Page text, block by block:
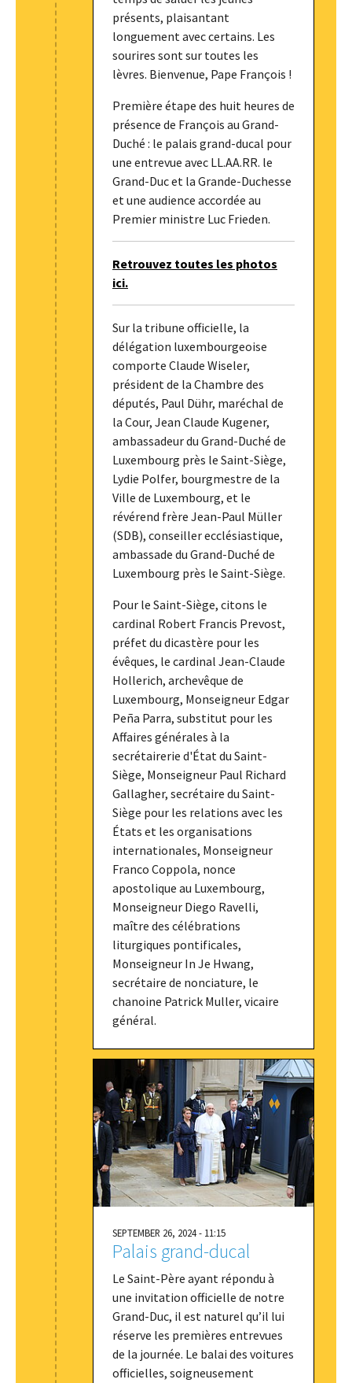
présents, plaisantant
longuement avec certains. Les
sourires sont sur toutes les
lèvres. Bienvenue, Pape François !
Première étape des huit heures de
présence de François au Grand-
Duché : le palais grand-ducal pour
une entrevue avec LL.AA.RR. le
Grand-Duc et la Grande-Duchesse
et une audience accordée au
Premier ministre Luc Frieden.
Retrouvez toutes les photos
ici.
Sur la tribune officielle, la
délégation luxembourgeoise
comporte Claude Wiseler,
président de la Chambre des
députés, Paul Dühr, maréchal de
la Cour, Jean Claude Kugener,
ambassadeur du Grand-Duché de
Luxembourg près le Saint-Siège,
Lydie Polfer, bourgmestre de la
Ville de Luxembourg, et le
révérend frère Jean-Paul Müller
(SDB), conseiller ecclésiastique,
ambassade du Grand-Duché de
Luxembourg près le Saint-Siège.
Pour le Saint-Siège, citons le
cardinal Robert Francis Prevost,
préfet du dicastère pour les
évêques, le cardinal Jean-Claude
Hollerich, archevêque de
Luxembourg, Monseigneur Edgar
Peña Parra, substitut pour les
Affaires générales à la
secrétairerie d'État du Saint-
Siège, Monseigneur Paul Richard
Gallagher, secrétaire du Saint-
Siège pour les relations avec les
États et les organisations
internationales, Monseigneur
Franco Coppola, nonce
apostolique au Luxembourg,
Monseigneur Diego Ravelli,
maître des célébrations
liturgiques pontificales,
Monseigneur In Je Hwang,
secrétaire de nonciature, le
chanoine Patrick Muller, vicaire
général.
SEPTEMBER 26, 2024 - 11:15
Palais grand-ducal
Le Saint-Père ayant répondu à
une invitation officielle de notre
Grand-Duc, il est naturel qu’il lui
réserve les premières entrevues
de la journée. Le balai des voitures
officielles, soigneusement